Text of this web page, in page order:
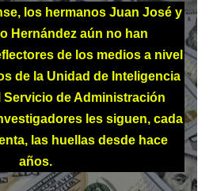
los hermanos Juan José y
Hernández aún no han
de los medios a nivel
de la Unidad de Inteligencia
Servicio de Administración
les siguen, cada
las huellas desde hace
años.